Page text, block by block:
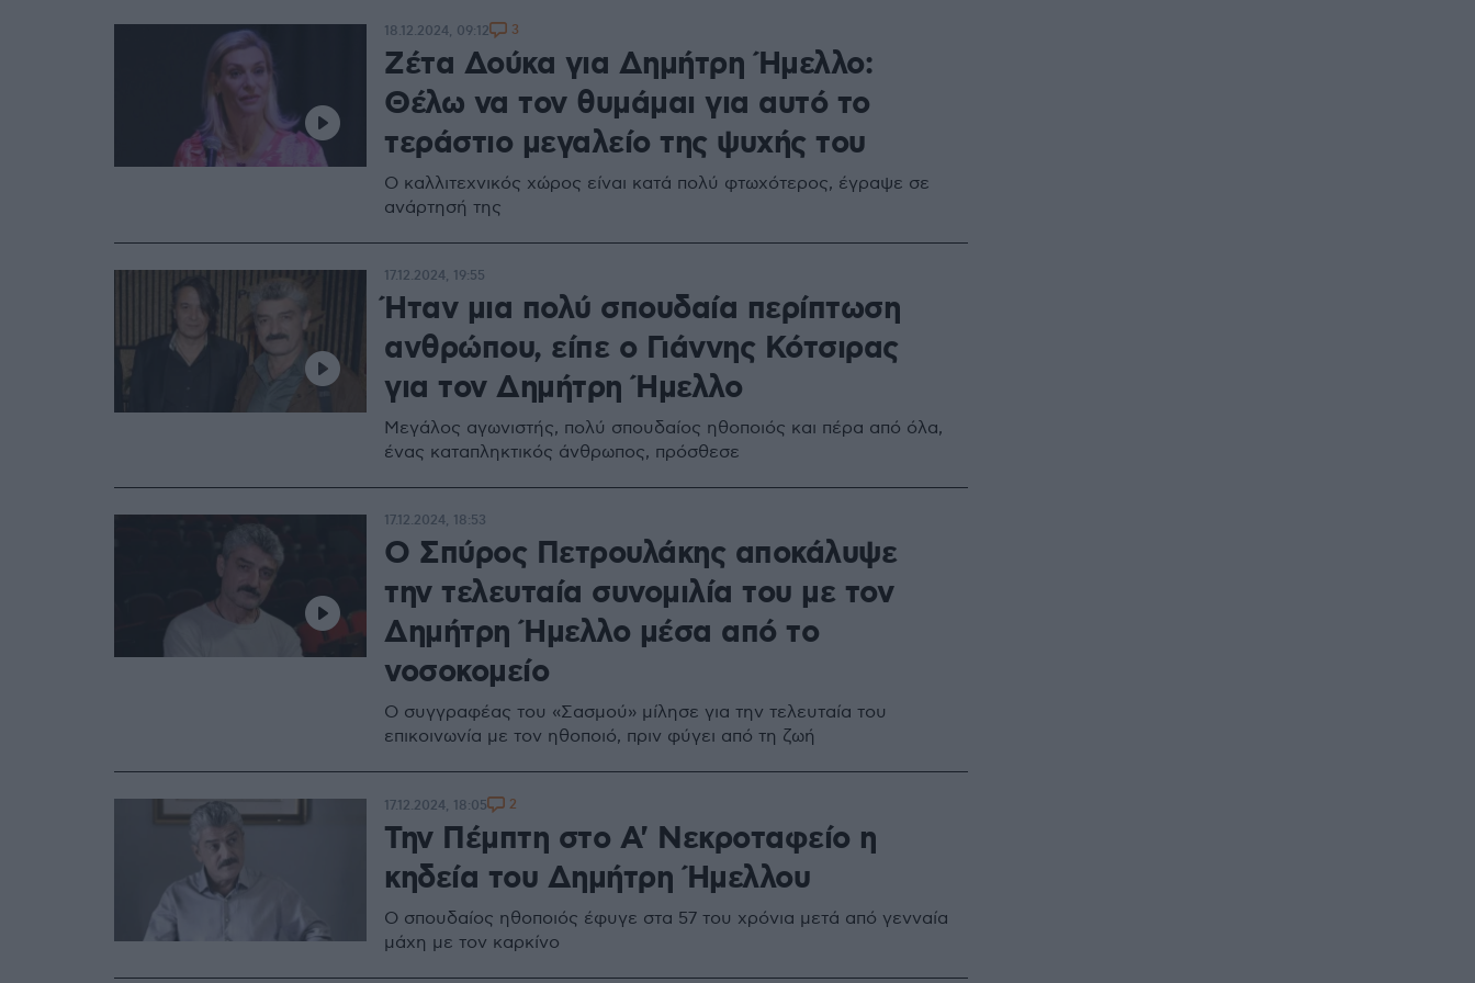
Ζέτα Δούκα για Δημήτρη Ήμελλο:
Θέλω να τον θυμάμαι για αυτό το
τεράστιο μεγαλείο της ψυχής του
Ο καλλιτεχνικός χώρος είναι κατά πολύ φτωχότερος, έγραψε σε
ανάρτησή της
18.12.2024, 09:12 3
Ήταν μια πολύ σπουδαία περίπτωση
ανθρώπου, είπε ο Γιάννης Κότσιρας
για τον Δημήτρη Ήμελλο
Μεγάλος αγωνιστής, πολύ σπουδαίος ηθοποιός και πέρα από όλα,
ένας καταπληκτικός άνθρωπος, πρόσθεσε
17.12.2024, 19:55
Ο Σπύρος Πετρουλάκης αποκάλυψε
την τελευταία συνομιλία του με τον
Δημήτρη Ήμελλο μέσα από το
νοσοκομείο
Ο συγγραφέας του «Σασμού» μίλησε για την τελευταία του
επικοινωνία με τον ηθοποιό, πριν φύγει από τη ζωή
17.12.2024, 18:53
Την Πέμπτη στο Α' Νεκροταφείο η
κηδεία του Δημήτρη Ήμελλου
Ο σπουδαίος ηθοποιός έφυγε στα 57 του χρόνια μετά από γενναία
μάχη με τον καρκίνο
17.12.2024, 18:05 2